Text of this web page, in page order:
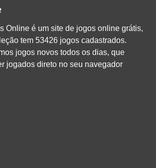
Onlineé um site de jogos online grátis,
tem 53426 jogos cadastrados.
jogos novos todos os dias, que
jogados direto no seu navegador